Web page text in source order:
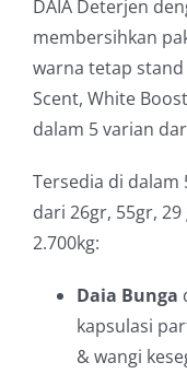
DAIA Deterjen
membersihkan
warna tetap
Scent, White
dalam 5 varian
Tersedia di
dari 26gr, 55gr,
2.700kg:
Daia Bunga
kapsulasi
& wangi